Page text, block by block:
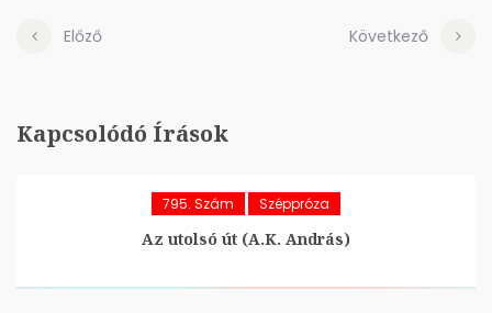
Előző Következő
Kapcsolódó Írások
795. Szám Széppróza
Az utolsó út (A.K. András)